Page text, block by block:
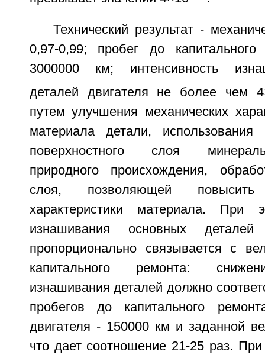
Технический результат -
0,97-0,99; пробег до капитального
3000000 км; интенсивность
деталей двигателя не более чем
путем улучшения механических
материала детали,
поверхностного слоя
природного происхождения,
слоя, позволяющей повысить
характеристики материала. При
изнашивания основных
пропорционально связывается с
капитального ремонта:
изнашивания деталей должно
пробегов до капитального
двигателя - 150000 км и заданной
что дает соотношение 21-25 раз. При